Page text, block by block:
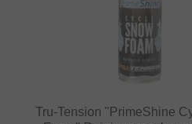
Tru-Tension "PrimeShine